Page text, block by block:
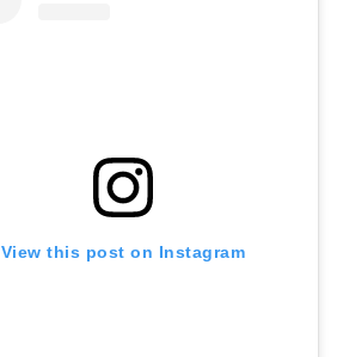
View this post on Instagram